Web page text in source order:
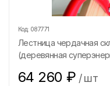
Код: 087771
Лестница чердачная
(деревянная
64 260 ₽ /шт